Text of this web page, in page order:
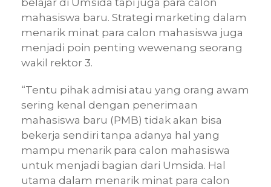
mahasiswa baru. Strategi marketing dalam
menarik minat para calon mahasiswa juga
menjadi poin penting wewenang seorang
wakil rektor 3.
“Tentu pihak admisi atau yang orang awam
sering kenal dengan penerimaan
mahasiswa baru (PMB) tidak akan bisa
bekerja sendiri tanpa adanya hal yang
mampu menarik para calon mahasiswa
untuk menjadi bagian dari Umsida. Hal
utama dalam menarik minat para calon